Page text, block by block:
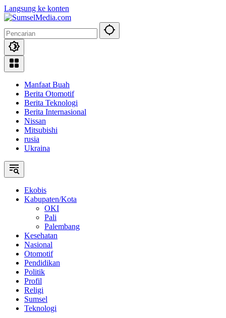
Langsung ke konten
Manfaat Buah
Berita Otomotif
Berita Teknologi
Berita Internasional
Nissan
Mitsubishi
rusia
Ukraina
Ekobis
Kabupaten/Kota
OKI
Pali
Palembang
Kesehatan
Nasional
Otomotif
Pendidikan
Politik
Profil
Religi
Sumsel
Teknologi